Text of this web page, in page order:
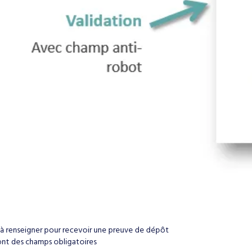
renseigner pour recevoir une preuve de dépôt
des champs obligatoires